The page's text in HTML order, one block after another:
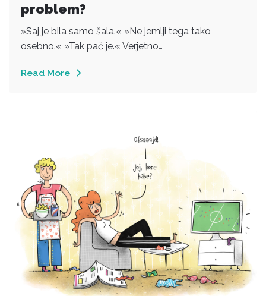
problem?
»Saj je bila samo šala.« »Ne jemlji tega tako
osebno.« »Tak pač je.« Verjetno…
Read More